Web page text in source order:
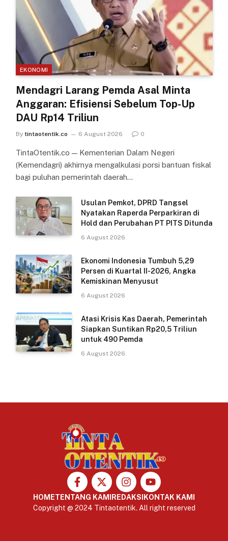
EKONOMI
Mendagri Larang Pemda Asal Minta
Anggaran: Efisiensi Sebelum Top-Up
DAU Rp14 Triliun
By tintaotentik.co 6 August 2026 0
TintaOtentik.co — Kementerian Dalam Negeri
(Kemendagri) akhirnya mengalkulasi porsi bantuan fiskal
bagi puluhan pemerintah daerah…
Usulan Pemkot, DPRD Tangsel
Nyatakan Raperda Perparkiran di
Hold dan Perubahan PT PITS Ditunda
6 August 2026
Ekonomi Indonesia Tumbuh 5,29
Persen di Kuartal II-2026, Angka
Kemiskinan Menyusut
6 August 2026
Atasi Krisis Kas Daerah, Pemerintah
Siapkan Suntikan Rp20,5 Triliun
untuk 490 Pemda
6 August 2026
HOMETENTANG KAMI REDAKSI KONTAK KAMI
Copyright @ 2024 Tintaotentik. All right reserved